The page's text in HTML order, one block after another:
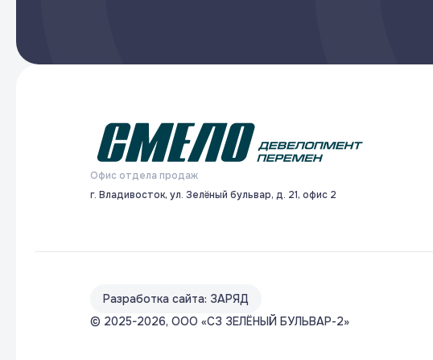
Офис отдела продаж
г. Владивосток, ул. Зелёный бульвар, д. 21, офис 2
Разработка сайта: ЗАРЯД
© 2025-2026, ООО «СЗ ЗЕЛЁНЫЙ БУЛЬВАР-2»